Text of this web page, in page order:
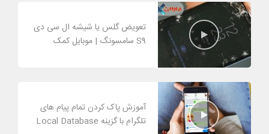
تعویض گلس یا شیشه ال سی دی
S9 سامسونگ | موبایل کمک
آموزش پاک کردن تمام پیام های
تلگرام با گزینه Local Database